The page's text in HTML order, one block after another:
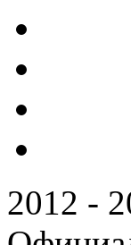
2012 -